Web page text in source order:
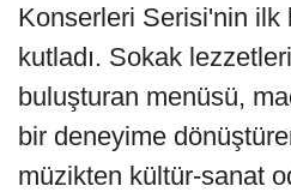
Konserleri Serisi'nin ilk
kutladı. Sokak
buluşturan menüsü,
bir deneyime
müzikten kültür-sanat